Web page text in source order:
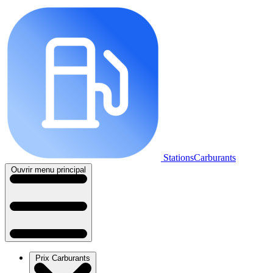
StationsCarburants
Ouvrir menu principal
Prix Carburants